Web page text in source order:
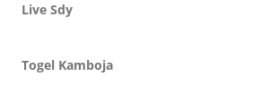
Live Sdy
Togel Kamboja